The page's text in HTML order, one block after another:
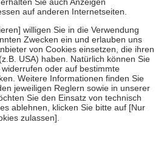
für ihre eigene Gesundheit zu
der Familie zu unterstützen,
bei:
bis zum vollendeten 18. Lebensjahr
und Früherkennung, die von der